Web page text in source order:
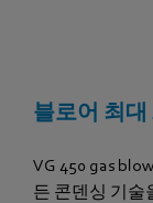
블로어 최대
VG 450 gas
든 콘덴싱 기술